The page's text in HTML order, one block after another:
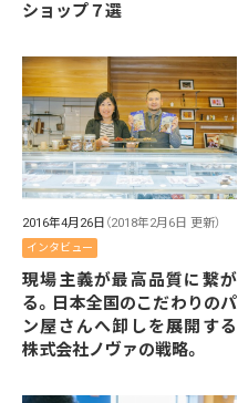
ショップ７選
2016年4月26日 （2018年2月6日 更新）
インタビュー
現場主義が最高品質に繋が
る。日本全国のこだわりのパ
ン屋さんへ卸しを展開する
株式会社ノヴァの戦略。